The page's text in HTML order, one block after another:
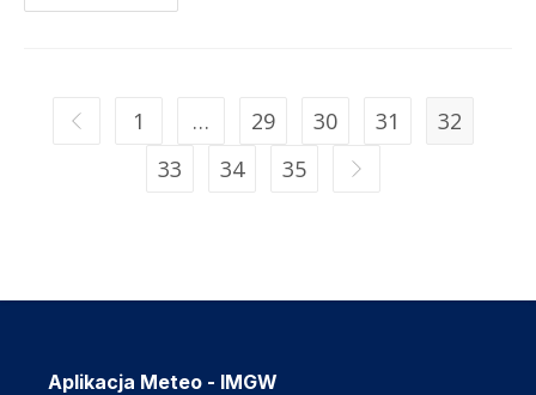
1 … 29 30 31
32
33
34 35
Aplikacja Meteo - IMGW